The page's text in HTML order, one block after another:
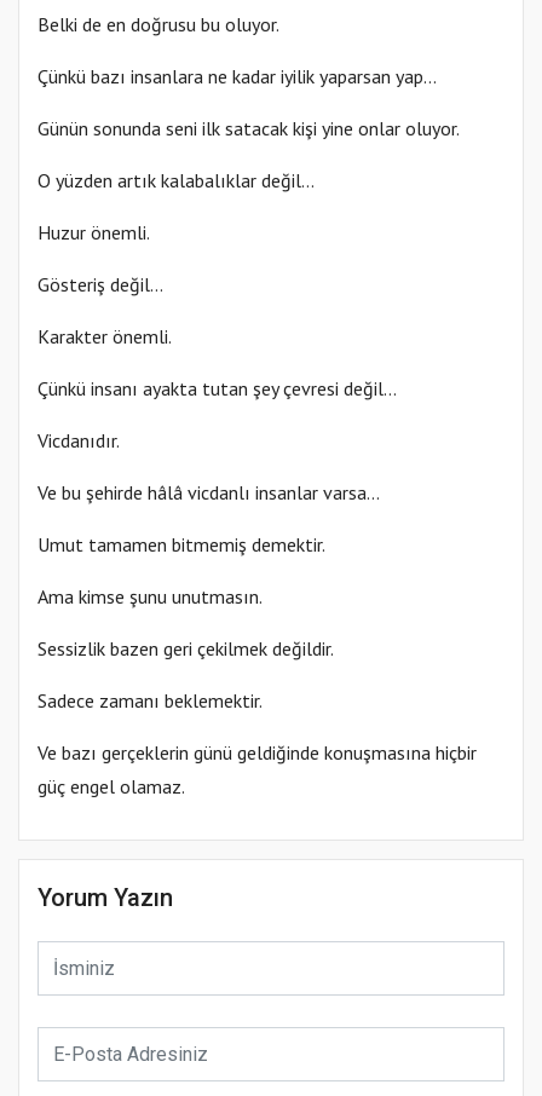
Belki de en doğrusu bu oluyor.
Çünkü bazı insanlara ne kadar iyilik yaparsan yap…
Günün sonunda seni ilk satacak kişi yine onlar oluyor.
O yüzden artık kalabalıklar değil…
Huzur önemli.
Gösteriş değil…
Karakter önemli.
Çünkü insanı ayakta tutan şey çevresi değil…
Vicdanıdır.
Ve bu şehirde hâlâ vicdanlı insanlar varsa…
Umut tamamen bitmemiş demektir.
Ama kimse şunu unutmasın.
Sessizlik bazen geri çekilmek değildir.
Sadece zamanı beklemektir.
Ve bazı gerçeklerin günü geldiğinde konuşmasına hiçbir
güç engel olamaz.
Yorum Yazın